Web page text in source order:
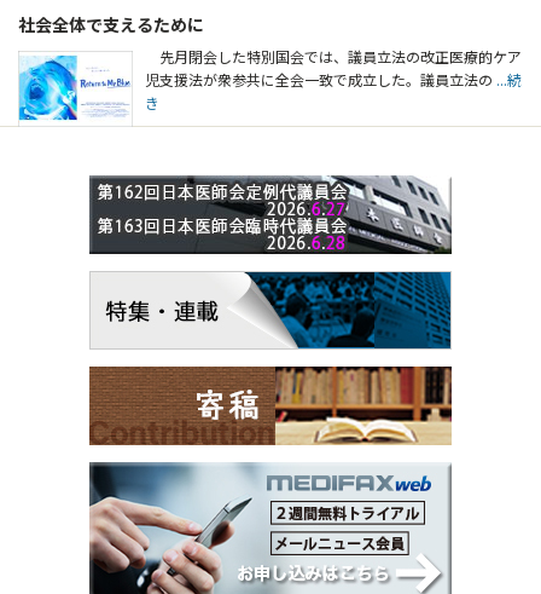
社会全体で支えるために
先月閉会した特別国会では、議員立法の改正医療的ケア
児支援法が衆参共に全会一致で成立した。議員立法の ...続
き